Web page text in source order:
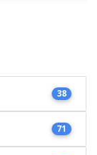
38
71